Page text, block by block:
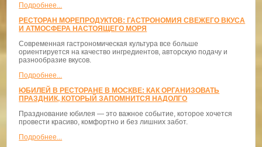
Подробнее...
РЕСТОРАН МОРЕПРОДУКТОВ: ГАСТРОНОМИЯ СВЕЖЕГО ВКУСА
И АТМОСФЕРА НАСТОЯЩЕГО МОРЯ
Современная гастрономическая культура все больше
ориентируется на качество ингредиентов, авторскую подачу и
разнообразие вкусов.
Подробнее...
ЮБИЛЕЙ В РЕСТОРАНЕ В МОСКВЕ: КАК ОРГАНИЗОВАТЬ
ПРАЗДНИК, КОТОРЫЙ ЗАПОМНИТСЯ НАДОЛГО
Празднование юбилея — это важное событие, которое хочется
провести красиво, комфортно и без лишних забот.
Подробнее...